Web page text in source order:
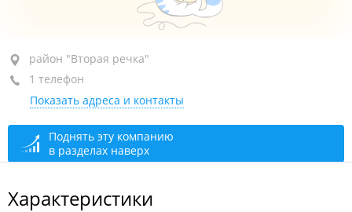
район "Вторая речка", ул. Русская, 65 кор. 10
4-й этаж
+7 924 121-20-36
сегодня закрыто
район "Вторая речка"
1 телефон
Показать адреса и контакты
Поднять эту компанию
в разделах наверх
Характеристики